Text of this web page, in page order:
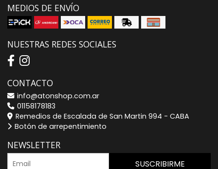
MEDIOS DE ENVÍO
NUESTRAS REDES SOCIALES
CONTACTO
info@atonshop.com.ar
01158178183
Remedios de Escalada de San Martin 994 - CABA
Botón de arrepentimiento
NEWSLETTER
SUSCRIBIRME